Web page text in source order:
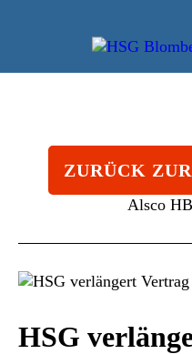
ZURÜCK
Alsco
HSG